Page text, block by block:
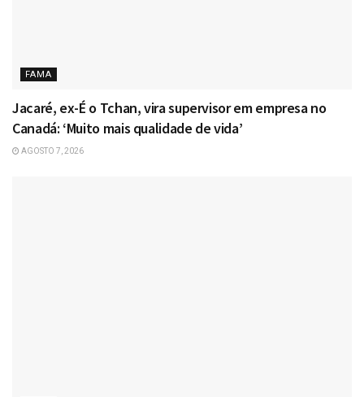
FAMA
Jacaré, ex-É o Tchan, vira supervisor em empresa no
Canadá: ‘Muito mais qualidade de vida’
AGOSTO 7, 2026